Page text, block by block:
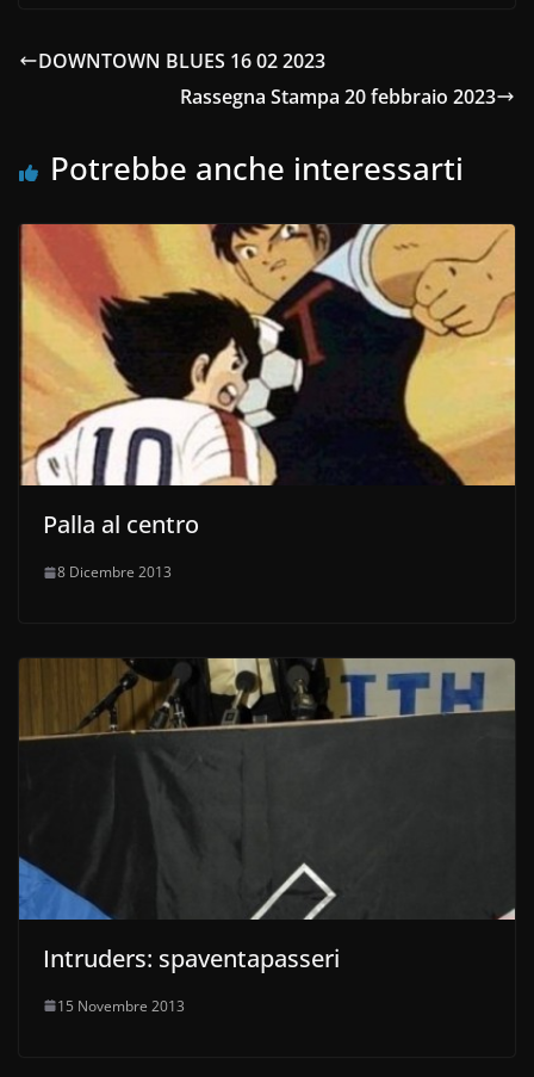
DOWNTOWN BLUES 16 02 2023
Rassegna Stampa 20 febbraio 2023
Potrebbe anche interessarti
Palla al centro
8 Dicembre 2013
Intruders: spaventapasseri
15 Novembre 2013